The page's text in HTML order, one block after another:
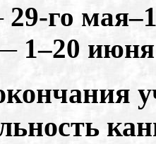
29-го
1–20 июня